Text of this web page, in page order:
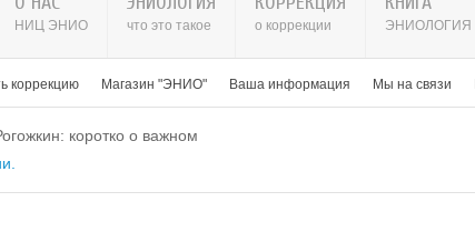
НИЦ ЭНИО что это такое о коррекции ЭНИОЛОГИЯ
коррекцию Магазин "ЭНИО" Ваша информация Мы на связи
коротко о важном